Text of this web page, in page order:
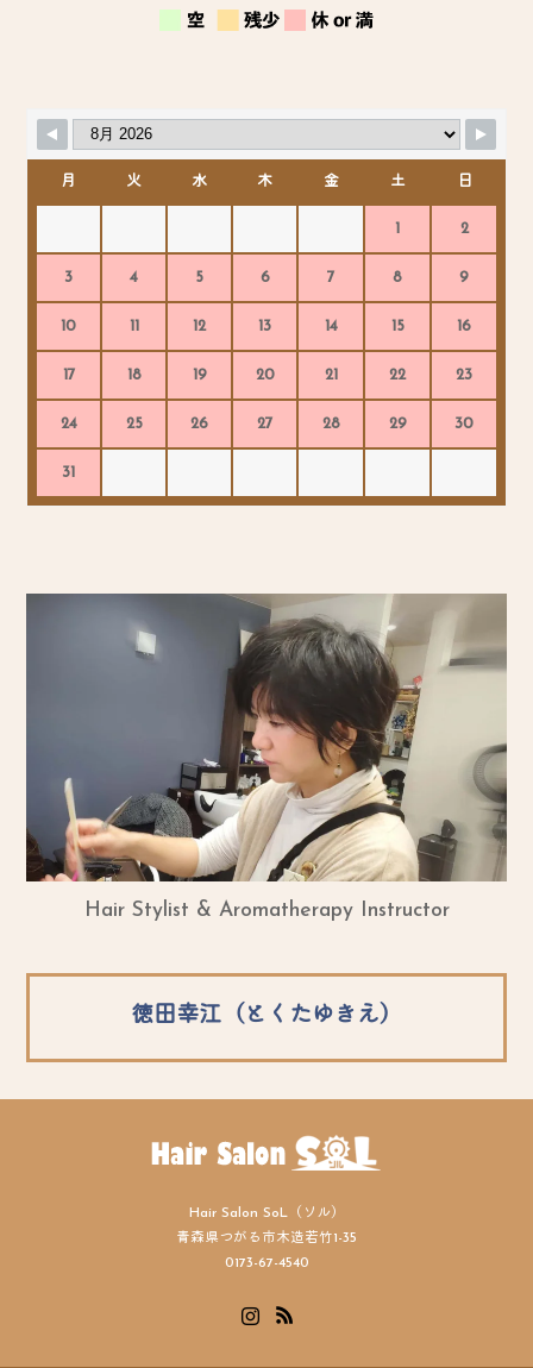
月 火 水 木 金 土 日
2
3 4 5 6 7 8 9
10 12 13 14 15 16
17 18 19 20 21 22 23
24 25 26 27 28 29 30
31
Hair Stylist & Aromatherapy Instructor
徳田幸江（とくたゆきえ）
Hair Salon SoL（ソル）
青森県つがる市木造若竹1-35
0173-67-4540